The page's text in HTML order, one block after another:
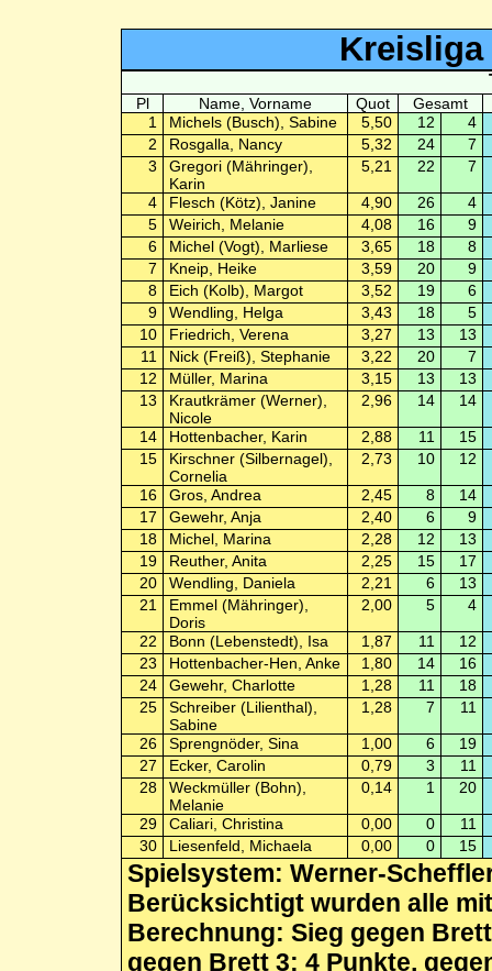
Kreisliga
Pl Name, Vorname Quot
Gesamt
1
Michels (Busch), Sabine 5,50 12
4
2
Rosgalla, Nancy 5,32 24
7
3
Gregori (Mähringer),
Karin
5,21 22 7
4 Flesch (Kötz), Janine 4,90 26
4
5
Weirich, Melanie 4,08 16
9
6
Michel (Vogt), Marliese 3,65 18
8
7
Kneip, Heike 3,59 20
9
8
Eich (Kolb), Margot 3,52 19
6
9
Wendling, Helga 3,43 18
5
10
Friedrich, Verena 3,27 13
13
11
Nick (Freiß), Stephanie 3,22 20
7
12
Müller, Marina 3,15 13
13
13
Krautkrämer (Werner),
Nicole
2,96 14 14
14 Hottenbacher, Karin 2,88 11
15
15
Kirschner (Silbernagel),
Cornelia
2,73 10 12
16 Gros, Andrea 2,45 8
14
17
Gewehr, Anja 2,40 6
9
18
Michel, Marina 2,28 12
13
19
Reuther, Anita 2,25 15
17
20
Wendling, Daniela 2,21 6
13
21
Emmel (Mähringer),
Doris
2,00 5 4
22 Bonn (Lebenstedt), Isa 1,87 11
12
23
Hottenbacher-Hen, Anke 1,80 14
16
24
Gewehr, Charlotte 1,28 11
18
25
Schreiber (Lilienthal),
Sabine
1,28 7 11
26 Sprengnöder, Sina 1,00 6
19
27
Ecker, Carolin 0,79 3
11
28
Weckmüller (Bohn),
Melanie
0,14 1 20
29 Caliari, Christina 0,00 0
11
30
Liesenfeld, Michaela 0,00 0 15
Spielsystem: Werner-
Berücksichtigt wurden alle
Berechnung: Sieg gegen
gegen Brett 3: 4 Punkte,